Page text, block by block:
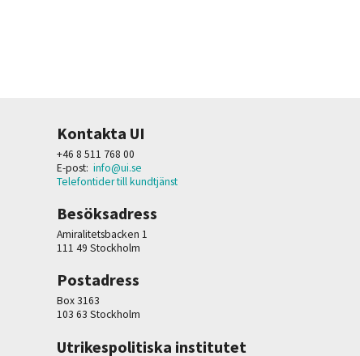
Kontakta UI
+46 8 511 768 00
E-post: info@ui.se
Telefontider till kundtjänst
Besöksadress
Amiralitetsbacken 1
111 49 Stockholm
Postadress
Box 3163
103 63 Stockholm
Utrikespolitiska institutet